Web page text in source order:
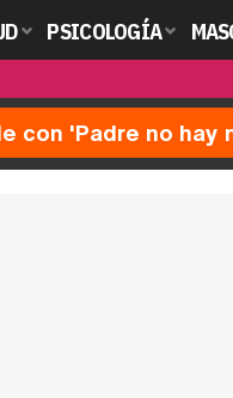
PSICOLOGÍA
con 'Padre no hay